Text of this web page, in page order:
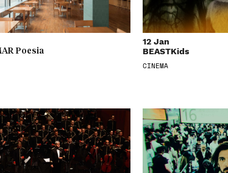
Poesia
12 Jan
BEASTKids
CINEMA